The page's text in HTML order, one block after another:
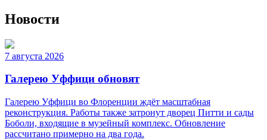
Новости
7 августа 2026
Галерею Уффици обновят
Галерею Уффици во Флоренции ждёт масштабная
реконструкция. Работы также затронут дворец Питти и сады
Боболи, входящие в музейный комплекс. Обновление
рассчитано примерно на два года.